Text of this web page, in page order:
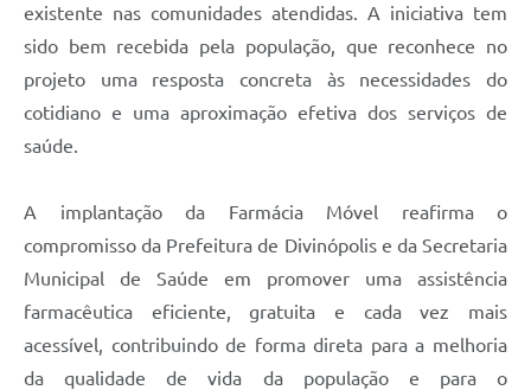
existente nas comunidades atendidas. A iniciativa tem
sido bem recebida pela população, que reconhece no
projeto uma resposta concreta às necessidades do
cotidiano e uma aproximação efetiva dos serviços de
saúde.
A implantação da Farmácia Móvel reafirma o
compromisso da Prefeitura de Divinópolis e da Secretaria
Municipal de Saúde em promover uma assistência
farmacêutica eficiente, gratuita e cada vez mais
acessível, contribuindo de forma direta para a melhoria
da qualidade de vida da população e para o